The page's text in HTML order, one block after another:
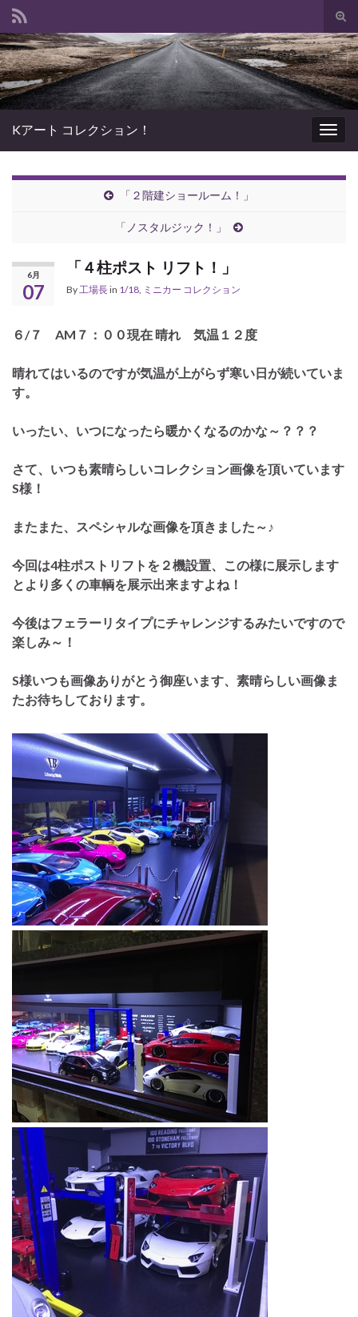
Search for:
Kアート コレクション！
「２階建ショールーム！」
「ノスタルジック！」
6月
07
「４柱ポスト リフト！」
By 工場長in 1/18 ミニカー コレクション
６/７ AM７：００現在 晴れ 気温１２度
晴れてはいるのですが気温が上がらず寒い日が続いていま
す。
いったい、いつになったら暖かくなるのかな～？？？
さて、いつも素晴らしいコレクション画像を頂いています
S様！
またまた、スペシャルな画像を頂きました～♪
今回は4柱ポストリフトを２機設置、この様に展示します
とより多くの車輌を展示出来ますよね！
今後はフェラーリタイプにチャレンジするみたいですので
楽しみ～！
S様いつも画像ありがとう御座います、素晴らしい画像ま
たお待ちしております。